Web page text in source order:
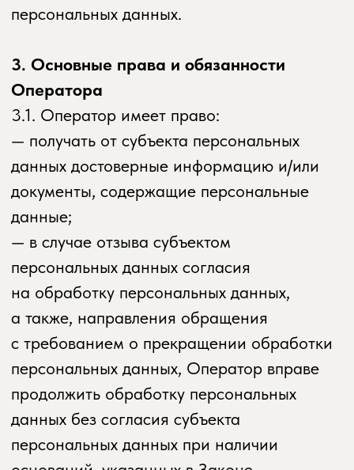
копирования, предоставления,
распространения персональных данных,
в отношении персональных данных;
— прекратить передачу (распространение,
предоставление, доступ) персональных
данных, прекратить обработку
и уничтожить персональные данные
в порядке и случаях, предусмотренных
Законом о персональных данных;
— исполнять иные обязанности,
о персональных данных.
4. Основные права и обязанности
субъектов персональных данных
4.1. Субъекты персональных данных имеют
право:
— получать информацию, касающуюся
обработки его персональных данных,
за исключением случаев, предусмотренных
федеральными законами. Сведения
предоставляются субъекту персональных
данных Оператором в доступной форме,
и в них не должны содержаться
персональные данные, относящиеся